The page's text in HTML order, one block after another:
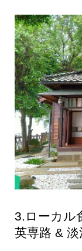
3.ローカル
英専路 & 淡